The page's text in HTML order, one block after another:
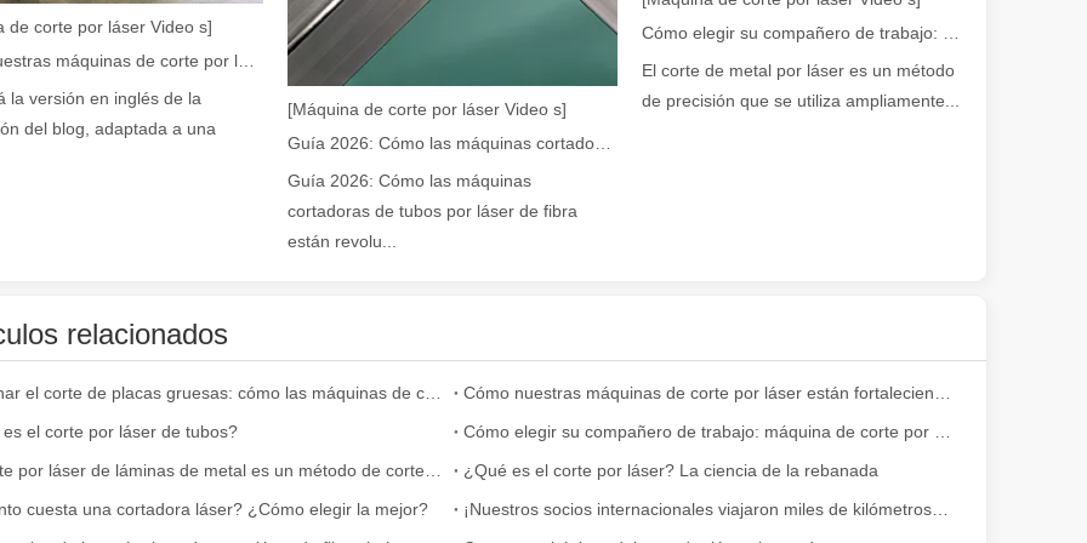
se utiliza ampliamente en la fabricación de metales. Puede cortar una amplia gama de materiales con alta precisión y bajo desperdicio.
muy utilizado. Es conocido por su precisión, eficiencia y versatilidad. Sin embargo, algunos podrían decir que el corte por láser
de corte por láser Video s]
la versión en inglés de la
del blog, adaptada a una
[Máquina de corte por láser Video s]
Guía 2026: Cómo las máquinas cortadoras de tubos por láser de fibra están revolucionando la fabricación de tuberías
Guía 2026: Cómo las máquinas
cortadoras de tubos por láser de fibra
están revolu...
Cómo elegir su compañero de trabajo: máquina de corte por láser
El corte de metal por láser es un método
de precisión que se utiliza ampliamente...
relacionados
el corte por láser de tubos?
¿Qué es el corte por láser? La ciencia de la rebanada
cuesta una cortadora láser? ¿Cómo elegir la mejor?